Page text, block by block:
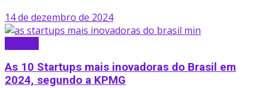
14 de dezembro de 2024
As 10 Startups mais inovadoras do Brasil em
2024, segundo a KPMG